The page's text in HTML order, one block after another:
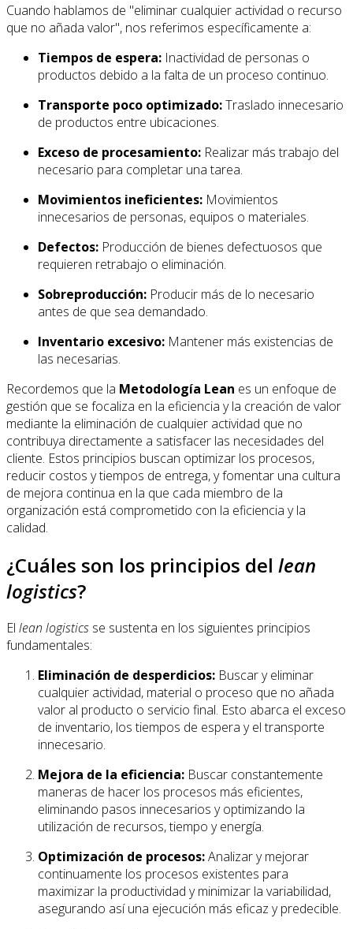
Cuando hablamos de "eliminar cualquier actividad o recurso
que no añada valor", nos referimos específicamente a:
Tiempos de espera: Inactividad de personas o
productos debido a la falta de un proceso continuo.
Transporte poco optimizado:Traslado innecesario
de productos entre ubicaciones.
Exceso de procesamiento: Realizar más trabajo del
necesario para completar una tarea.
Movimientos ineficientes: Movimientos
innecesarios de personas, equipos o materiales.
Defectos: Producción de bienes defectuosos que
requieren retrabajo o eliminación.
Sobreproducción: Producir más de lo necesario
antes de que sea demandado.
Inventario excesivo: Mantener más existencias de
las necesarias.
Recordemos que la Metodología Lean es un enfoque de
gestión que se focaliza en la eficiencia y la creación de valor
mediante la eliminación de cualquier actividad que no
contribuya directamente a satisfacer las necesidades del
cliente. Estos principios buscan optimizar los procesos,
reducir costos y tiempos de entrega, y fomentar una cultura
de mejora continua en la que cada miembro de la
organización está comprometido con la eficiencia y la
calidad.
¿Cuáles son los principios del lean
logistics?
El lean logistics se sustenta en los siguientes principios
fundamentales:
Eliminación de desperdicios: Buscar y eliminar
cualquier actividad, material o proceso que no añada
valor al producto o servicio final. Esto abarca el exceso
de inventario, los tiempos de espera y el transporte
innecesario.
Mejora de la eficiencia: Buscar constantemente
maneras de hacer los procesos más eficientes,
eliminando pasos innecesarios y optimizando la
utilización de recursos, tiempo y energía.
Optimización de procesos:Analizar y mejorar
continuamente los procesos existentes para
maximizar la productividad y minimizar la variabilidad,
asegurando así una ejecución más eficaz y predecible.